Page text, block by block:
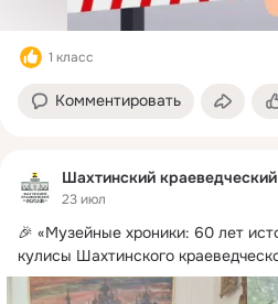
1 класс
Комментировать
Шахтинский
23 июл
🎉 «Музейные хроники: 60 лет
кулисы Шахтинского